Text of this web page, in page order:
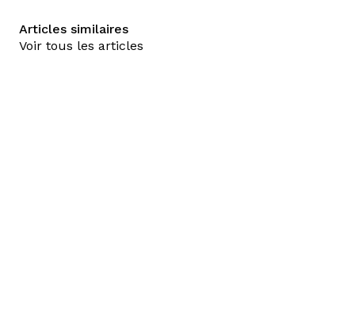
Articles similaires
Voir tous les articles